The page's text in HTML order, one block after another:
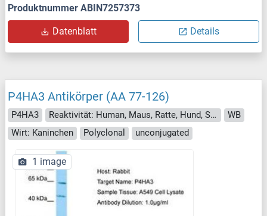
Produktnummer ABIN7257373
Datenblatt Details
P4HA3 Antikörper (AA 77-126)
P4HA3 Reaktivität: Human, Maus, Ratte, Hund, Schwein, Affe
WB
Wirt: Kaninchen
Polyclonal unconjugated
1 image